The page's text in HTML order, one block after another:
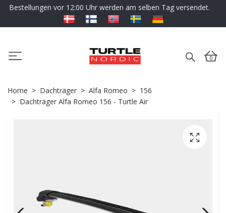
Bestellungen vor 12:00 Uhr werden am selben Tag versendet.
0
Home Dachträger Alfa Romeo
156
Dachträger Alfa Romeo 156 - Turtle Air